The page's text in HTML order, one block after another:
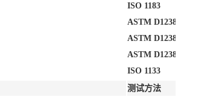
ISO 1183
ASTM D1238
ASTM D1238
ASTM D1238
ISO 1133
测试方法